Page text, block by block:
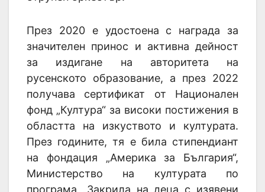
През 2020 е удостоена с награда за
значителен принос и активна дейност
за издигане на авторитета на
русенското образование, а през 2022
получава сертификат от Национален
фонд „Култура“ за високи постижения в
областта на изкуството и културата.
През годините, тя е била стипендиант
на фондация „Америка за България“,
Министерство на културата по
програма „Закрила на деца с изявени